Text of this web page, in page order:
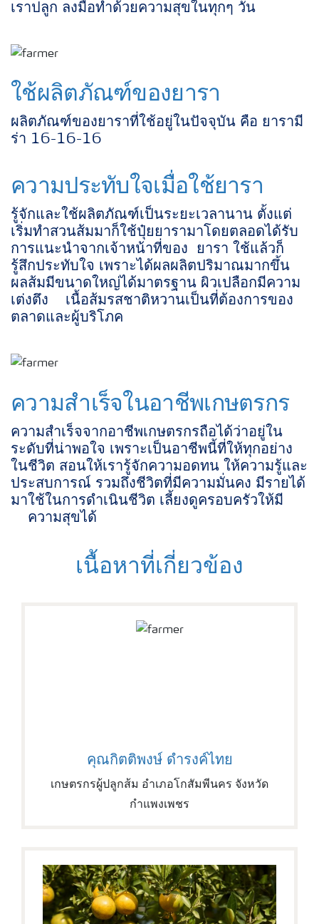
เราปลูก ลงมือทำด้วยความสุขในทุกๆ วัน
ใช้ผลิตภัณฑ์ของยารา
ผลิตภัณฑ์ของยาราที่ใช้อยู่ในปัจจุบัน คือ ยารามี
ร่า 16-16-16
ความประทับใจเมื่อใช้ยารา
รู้จักและใช้ผลิตภัณฑ์เป็นระยะเวลานาน ตั้งแต่
เริ่มทำสวนส้มมาก็ใช้ปุ๋ยยารามาโดยตลอดได้รับ
การแนะนำจากเจ้าหน้าที่ของ ยารา ใช้แล้วก็
รู้สึกประทับใจ เพราะได้ผลผลิตปริมาณมากขึ้น
ผลส้มมีขนาดใหญ่ได้มาตรฐาน ผิวเปลือกมีความ
เต่งตึง เนื้อส้มรสชาติหวานเป็นที่ต้องการของ
ตลาดและผู้บริโภค
ความสำเร็จในอาชีพเกษตรกร
ความสำเร็จจากอาชีพเกษตรกรถือได้ว่าอยู่ใน
ระดับที่น่าพอใจ เพราะเป็นอาชีพนี้ที่ให้ทุกอย่าง
ในชีวิต สอนให้เรารู้จักความอดทน ให้ความรู้และ
ประสบการณ์ รวมถึงชีวิตที่มีความมั่นคง มีรายได้
มาใช้ในการดำเนินชีวิต เลี้ยงดูครอบครัวให้มี
ความสุขได้
เนื้อหาที่เกี่ยวข้อง
คุณกิตติพงษ์ ดำรงค์ไทย
เกษตรกรผู้ปลูกส้ม อำเภอโกสัมพีนคร จังหวัด
กำแพงเพชร